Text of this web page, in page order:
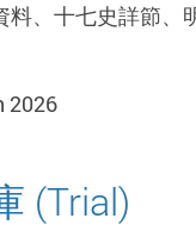
、十七史詳節、
2026
(Trial)